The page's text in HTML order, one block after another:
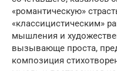
«романтическую»
«классицистическим»
мышления и
вызывающе проста,
композиция